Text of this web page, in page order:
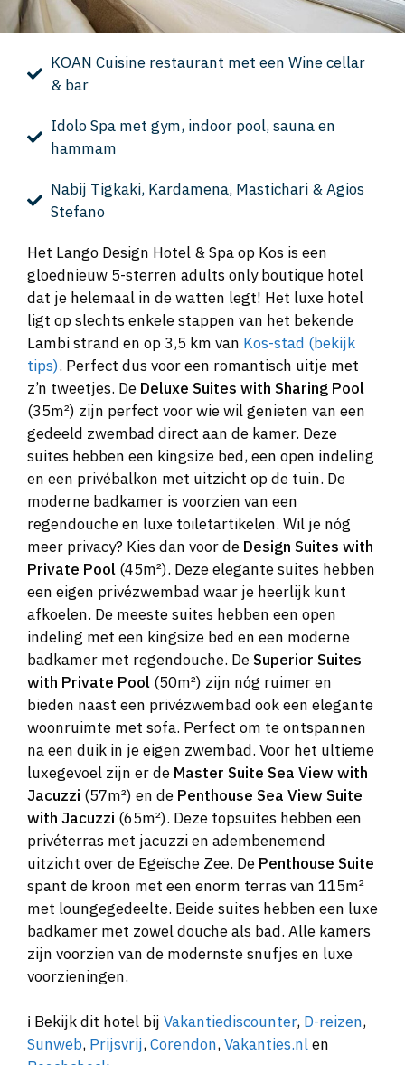
KOAN Cuisine restaurant met een Wine cellar
& bar
Idolo Spa met gym, indoor pool, sauna en
hammam
Nabij Tigkaki, Kardamena, Mastichari & Agios
Stefano
Het Lango Design Hotel & Spa op Kos is een
gloednieuw 5-sterren adults only boutique hotel
dat je helemaal in de watten legt! Het luxe hotel
ligt op slechts enkele stappen van het bekende
Lambi strand en op 3,5 km van Kos-stad (bekijk
tips). Perfect dus voor een romantisch uitje met
z’n tweetjes. De Deluxe Suites with Sharing Pool
(35m²) zijn perfect voor wie wil genieten van een
gedeeld zwembad direct aan de kamer. Deze
suites hebben een kingsize bed, een open indeling
en een privébalkon met uitzicht op de tuin. De
moderne badkamer is voorzien van een
regendouche en luxe toiletartikelen. Wil je nóg
meer privacy? Kies dan voor de Design Suites with
Private Pool (45m²). Deze elegante suites hebben
een eigen privézwembad waar je heerlijk kunt
afkoelen. De meeste suites hebben een open
indeling met een kingsize bed en een moderne
badkamer met regendouche. DeSuperior Suites
with Private Pool (50m²) zijn nóg ruimer en
bieden naast een privézwembad ook een elegante
woonruimte met sofa. Perfect om te ontspannen
na een duik in je eigen zwembad. Voor het ultieme
luxegevoel zijn er de Master Suite Sea View with
Jacuzzi (57m²) en de Penthouse Sea View Suite
with Jacuzzi (65m²). Deze topsuites hebben een
privéterras met jacuzzi en adembenemend
uitzicht over de Egeïsche Zee. De Penthouse Suite
spant de kroon met een enorm terras van 115m²
met loungegedeelte. Beide suites hebben een luxe
badkamer met zowel douche als bad. Alle kamers
zijn voorzien van de modernste snufjes en luxe
voorzieningen.
ℹ️ Bekijk dit hotel bij Vakantiediscounter, D-reizen,
Sunweb, Prijsvrij,Corendon,Vakanties.nlen